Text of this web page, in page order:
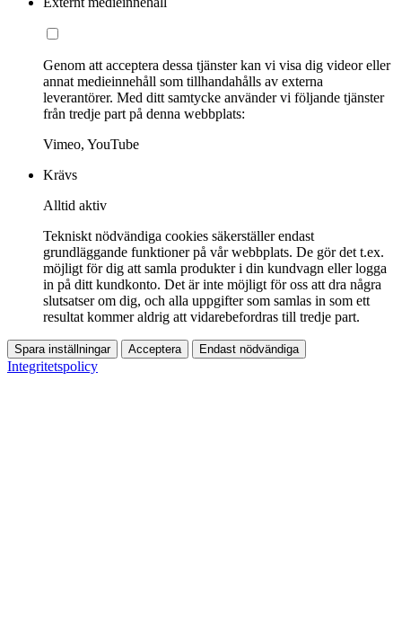
Genom att acceptera dessa tjänster kan vi visa dig videor eller
annat medieinnehåll som tillhandahålls av externa
leverantörer. Med ditt samtycke använder vi följande tjänster
från tredje part på denna webbplats:
Vimeo, YouTube
Krävs
Alltid aktiv
Tekniskt nödvändiga cookies säkerställer endast
grundläggande funktioner på vår webbplats. De gör det t.ex.
möjligt för dig att samla produkter i din kundvagn eller logga
in på ditt kundkonto. Det är inte möjligt för oss att dra några
slutsatser om dig, och alla uppgifter som samlas in som ett
resultat kommer aldrig att vidarebefordras till tredje part.
Spara inställningar Acceptera Endast nödvändiga
Integritetspolicy